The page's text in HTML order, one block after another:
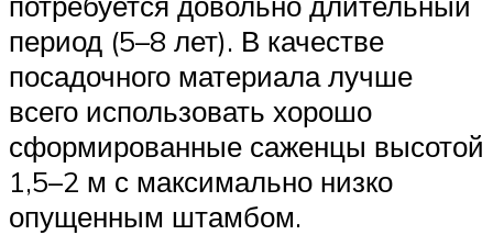
период (5–8 лет). В качестве
посадочного материала лучше
всего использовать хорошо
сформированные саженцы высотой
1,5–2 м с максимально низко
опущенным штамбом.